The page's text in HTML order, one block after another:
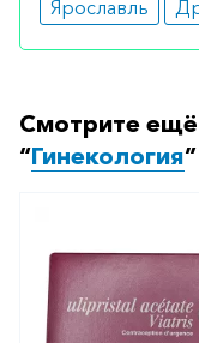
можете
заказать по
Ярославль
Смотрите ещё
“Гинекология”